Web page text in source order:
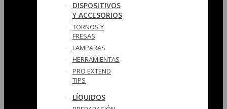
DISPOSITIVOS
Y ACCESORIOS
TORNOS Y
FRESAS
LAMPARAS
HERRAMIENTAS
PRO EXTEND
TIPS
LÍQUIDOS